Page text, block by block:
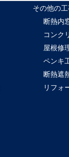
その他の
断熱内
コンク
屋根修
ペンキ
断熱遮
リフォ